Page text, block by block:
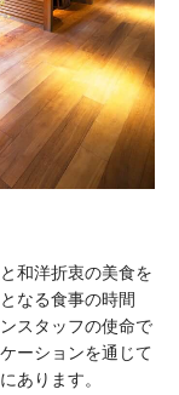
和洋折衷の美食を
なる食事の時間
スタッフの使命で
ーションを通じて
あります。